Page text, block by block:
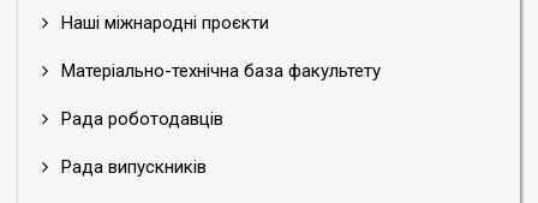
Наші міжнародні проєкти
Матеріально-технічна база факультету
Рада роботодавців
Рада випускників